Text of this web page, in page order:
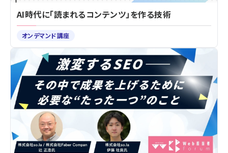
AI時代に「読まれるコンテンツ」を作る技術
オンデマンド講座